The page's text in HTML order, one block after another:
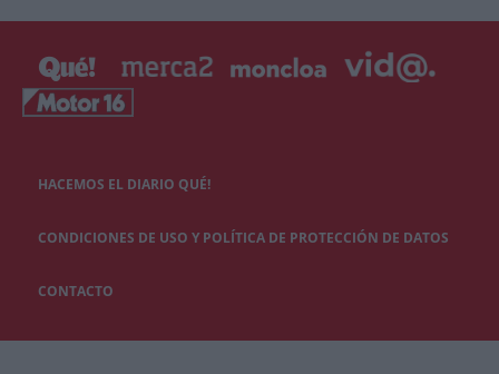
HACEMOS EL DIARIO QUÉ!
CONDICIONES DE USO Y POLÍTICA DE PROTECCIÓN DE DATOS
CONTACTO